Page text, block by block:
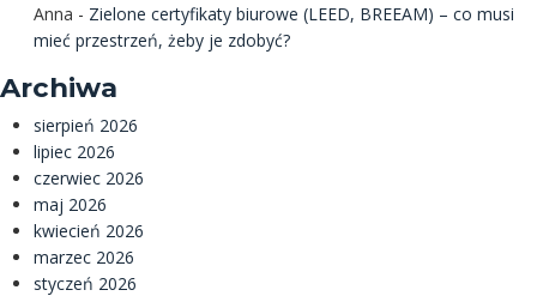
Anna - Zielone certyfikaty biurowe (LEED, BREEAM) – co musi
mieć przestrzeń, żeby je zdobyć?
Archiwa
sierpień 2026
lipiec 2026
czerwiec 2026
maj 2026
kwiecień 2026
marzec 2026
styczeń 2026